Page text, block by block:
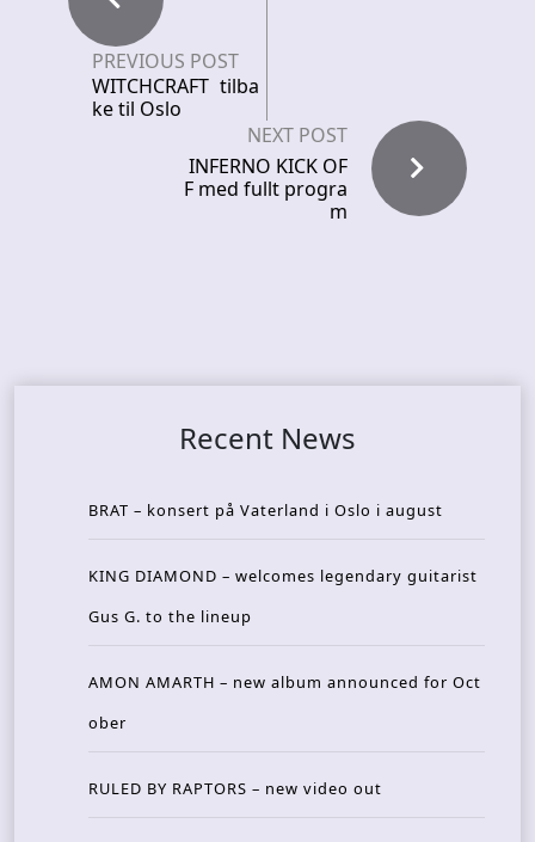
PREVIOUS POST
WITCHCRAFT tilba
ke til Oslo
NEXT POST
INFERNO KICK OF
F med fullt progra
m
Recent News
BRAT – konsert på Vaterland i Oslo i august
KING DIAMOND – welcomes legendary guitarist
Gus G. to the lineup
AMON AMARTH – new album announced for Oct
ober
RULED BY RAPTORS – new video out